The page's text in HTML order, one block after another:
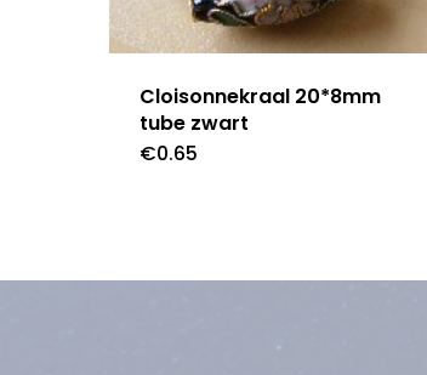
Cloisonnekraal 20*8mm
tube zwart
€0.65